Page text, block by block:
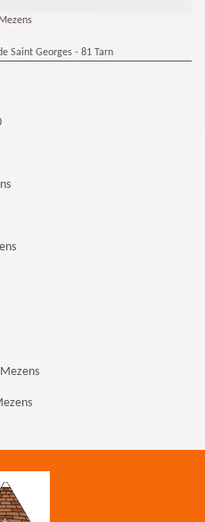
Saint Georges - 81 Tarn